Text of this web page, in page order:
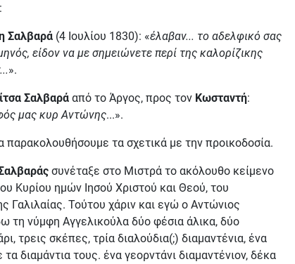
Σαλβαρά (4 Ιουλίου 1830): «έλαβαν... το αδελφικό σας
είδον να με σημειώνετε περί της καλορίζικης
».
Σαλβαρά από το Άργος, προς τον Κωσταντή:
μας κυρ Αντώνης...».
παρακολουθήσουμε τα σχετικά με την προικοδοσία.
συνέταξε στο Μιστρά το ακόλουθο κείμενο
Κυρίου ημών Ιησού Χριστού και Θεού, του
Γαλιλαίας. Τούτου χάριν και εγώ ο Αντώνιος
τη νύμφη Αγγελικούλα δύο φέσια άλικα, δύο
τρεις σκέπες, τρία διαλούδια(;) διαμαντένια, ένα
διαμάντια τους. ένα γεορντάνι διαμαντένιον, δέκα